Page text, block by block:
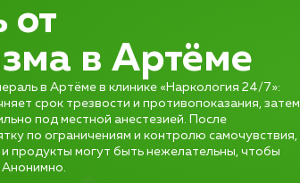
от
в Артёме
в Артёме в клинике «Наркология 24/7»:
срок трезвости и противопоказания, затем
под местной анестезией. После
по ограничениям и контролю самочувствия,
и продукты могут быть нежелательны, чтобы